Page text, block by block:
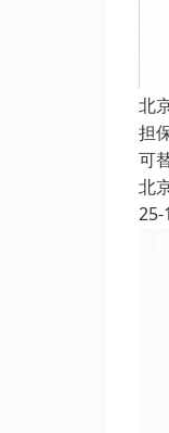
北
担
可
北
25-